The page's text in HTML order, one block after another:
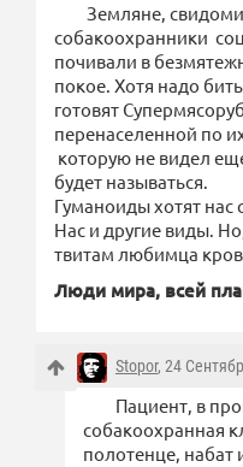
Земляне,
собакоохранники
почивали в
покое. Хотя надо
готовят
перенаселенной по
которую не видел
будет называться.
Гуманоиды хотят нас
Нас и другие виды.
твитам любимца
Люди мира, всей
Stopor, 24
Пациент, в
собакоохранная
полотенце, набат